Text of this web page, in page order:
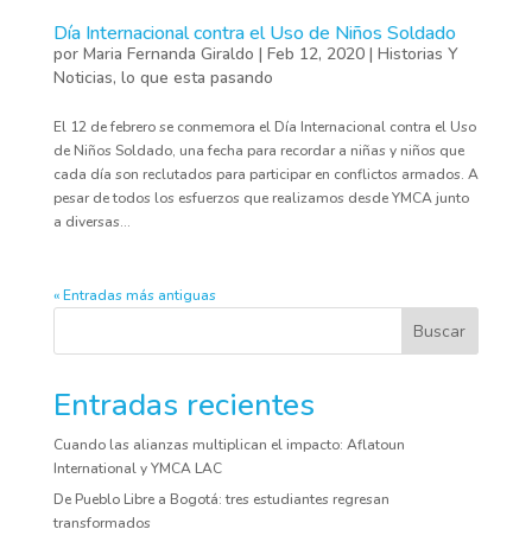
Día Internacional contra el Uso de Niños Soldado
por Maria Fernanda Giraldo | Feb 12, 2020| Historias Y
Noticias, lo que esta pasando
El 12 de febrero se conmemora el Día Internacional contra el Uso
de Niños Soldado, una fecha para recordar a niñas y niños que
cada día son reclutados para participar en conflictos armados. A
pesar de todos los esfuerzos que realizamos desde YMCA junto
a diversas...
« Entradas más antiguas
Buscar
Entradas recientes
Cuando las alianzas multiplican el impacto: Aflatoun
International y YMCA LAC
De Pueblo Libre a Bogotá: tres estudiantes regresan
transformados